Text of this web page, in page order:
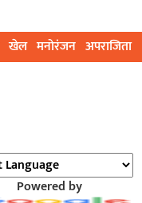
खेल मनोरंजन अपराजिता
Powered by